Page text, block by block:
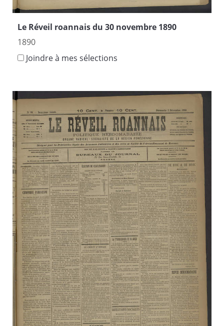
Le Réveil roannais du 30 novembre 1890
1890
Joindre à mes sélections